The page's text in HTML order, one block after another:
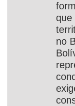
que
no